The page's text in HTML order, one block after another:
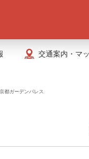
交通案内・マ
京都ガーデンパレス